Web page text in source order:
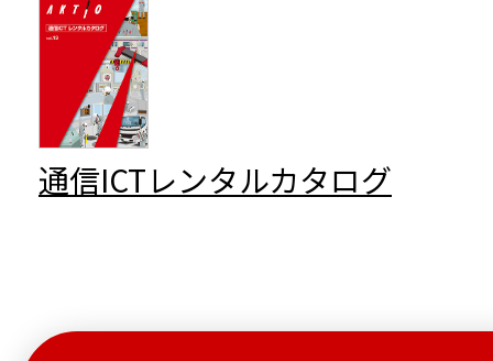
通信ICTレンタルカタログ